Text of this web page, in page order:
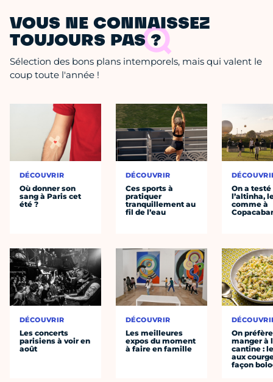
VOUS NE CONNAISSEZ
TOUJOURS PAS ?
Sélection des bons plans intemporels, mais qui valent le
coup toute l'année !
DÉCOUVRIR
Où donner son
sang à Paris cet
été ?
DÉCOUVRIR
Les concerts
parisiens à voir en
août
DÉCOUVRIR
Ces sports à
pratiquer
tranquillement au
fil de l’eau
DÉCOUVRIR
Les meilleures
expos du moment
à faire en famille
On a testé
l’altinha,
comme à
On préfère
manger à
cantine :
aux
façon